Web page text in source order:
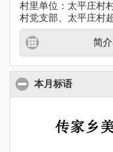
村里单位：太平庄村
村党支部、太平庄村
简
本月标语